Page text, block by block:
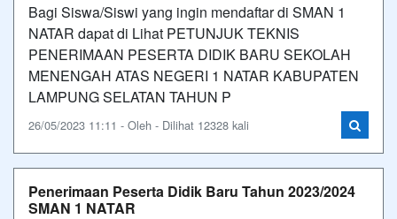
Bagi Siswa/Siswi yang ingin mendaftar di SMAN 1
NATAR dapat di Lihat PETUNJUK TEKNIS
PENERIMAAN PESERTA DIDIK BARU SEKOLAH
MENENGAH ATAS NEGERI 1 NATAR KABUPATEN
LAMPUNG SELATAN TAHUN P
26/05/2023 11:11 - Oleh - Dilihat 12328 kali
Penerimaan Peserta Didik Baru Tahun 2023/2024
SMAN 1 NATAR